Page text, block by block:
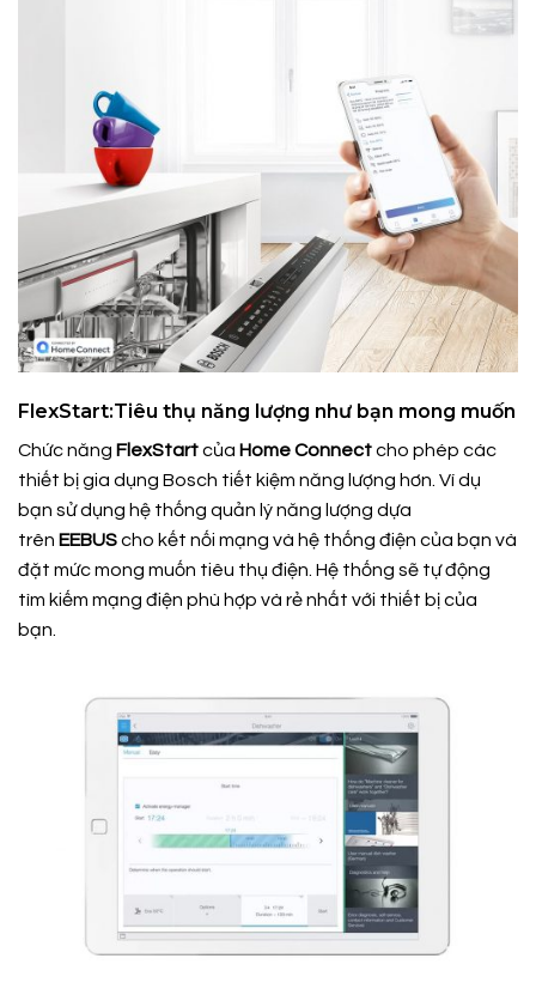
FlexStart:Tiêu thụ năng lượng như bạn mong muốn
Chức năng FlexStartcủa Home Connectcho phép các
thiết bị gia dụng Bosch tiết kiệm năng lượng hơn. Ví dụ
bạn sử dụng hệ thống quản lý năng lượng dựa
trên EEBUScho kết nối mạng và hệ thống điện của bạn và
đặt mức mong muốn tiêu thụ điện. Hệ thống sẽ tự động
tìm kiếm mạng điện phù hợp và rẻ nhất với thiết bị của
bạn.